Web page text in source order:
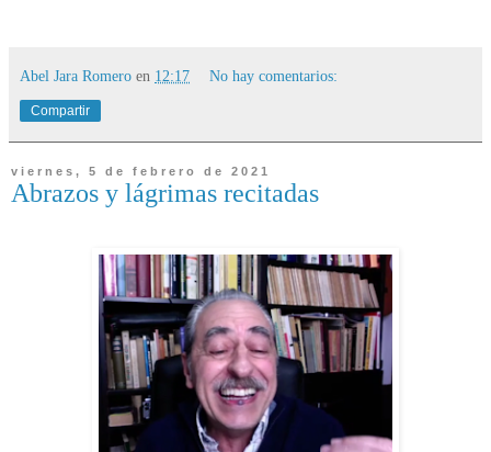
Abel Jara Romero en 12:17 No hay comentarios:
Compartir
viernes, 5 de febrero de 2021
Abrazos y lágrimas recitadas